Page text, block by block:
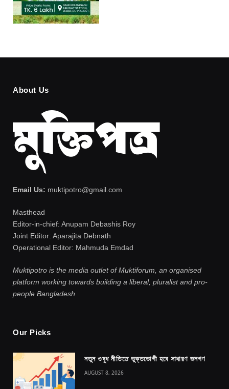
About Us
Email Us: muktipotro@gmail.com
Masthead
Editor-in-chief: Anupam Debashis Roy
Joint Editor: Aparajita Debnath
Operational Editor: Mahmuda Emdad
Muktipotro is the media outlet of Muktiforum, an organised
platform working towards building a liberal, pluralist and pro-
people Bangladesh
Our Picks
নতুন ওষুধ নীতিতে ভুক্তভোগী হবে সাধারণ জনগণ
AUGUST 8, 2026